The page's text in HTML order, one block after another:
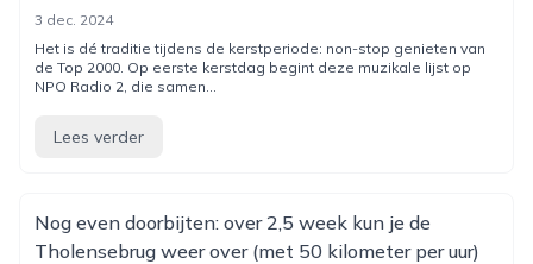
3 dec. 2024
Het is dé traditie tijdens de kerstperiode: non-stop genieten van
de Top 2000. Op eerste kerstdag begint deze muzikale lijst op
NPO Radio 2, die samen...
Lees verder
Nog even doorbijten: over 2,5 week kun je de
Tholensebrug weer over (met 50 kilometer per uur)